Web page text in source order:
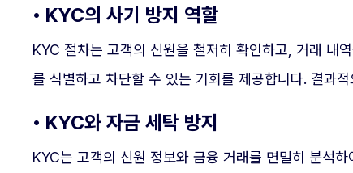
• KYC의 사기 방지 역할
KYC 절차는 고객의 신원을 철저히 확인하고, 거래 내
를 식별하고 차단할 수 있는 기회를 제공합니다. 결과적
• KYC와 자금 세탁 방지
KYC는 고객의 신원 정보와 금융 거래를 면밀히 분석